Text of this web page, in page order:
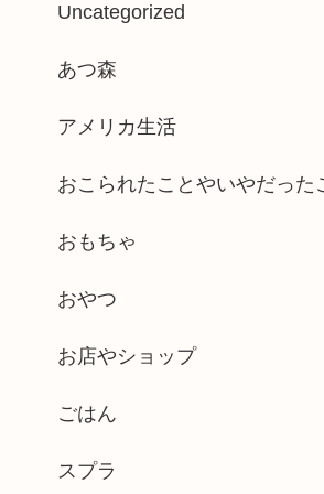
Uncategorized
あつ森
アメリカ生活
おこられたことやいやだった
おもちゃ
おやつ
お店やショップ
ごはん
スプラ